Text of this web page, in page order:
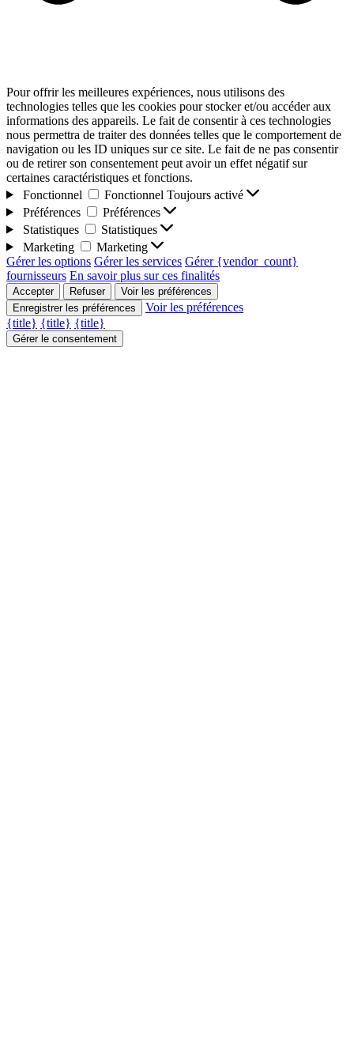
Pour offrir les meilleures expériences, nous utilisons des
technologies telles que les cookies pour stocker et/ou accéder aux
informations des appareils. Le fait de consentir à ces technologies
nous permettra de traiter des données telles que le comportement de
navigation ou les ID uniques sur ce site. Le fait de ne pas consentir
ou de retirer son consentement peut avoir un effet négatif sur
certaines caractéristiques et fonctions.
Fonctionnel
Fonctionnel Toujours activé
Préférences
Préférences
Statistiques
Statistiques
Marketing
Marketing
Gérer les options Gérer les services Gérer {vendor_count}
fournisseurs En savoir plus sur ces finalités
Accepter Refuser
Voir les préférences
Enregistrer les préférences
Voir les préférences
{title} {title} {title}
Gérer le consentement